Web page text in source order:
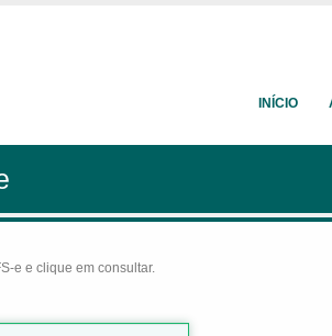
INÍCIO
e e clique em consultar.